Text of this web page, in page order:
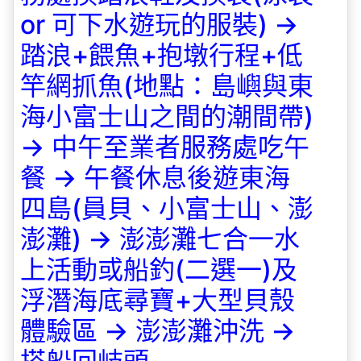
or 可下水遊玩的服裝) ->
踏浪+餵魚+抱墩行程+低
竿網抓魚(地點：島嶼與東
海小富士山之間的潮間帶)
-> 中午至業者服務處吃午
餐 -> 午餐休息後遊東海
四島(員貝、小富士山、澎
澎灘) -> 澎澎灘七合一水
上活動或船釣(二選一)及
浮潛海底尋寶+大型貝殼
體驗區 -> 澎澎灘沖洗 ->